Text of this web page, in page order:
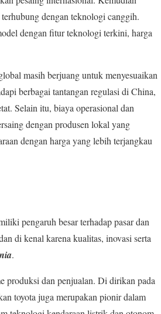
dengan teknologi canggih.
dengan fitur teknologi terkini, harga
masih berjuang untuk menyesuaikan
berbagai tantangan regulasi di China,
Selain itu, biaya operasional dan
dengan produsen lokal yang
dengan harga yang lebih terjangkau
pengaruh besar terhadap pasar dan
di kenal karena kualitas, inovasi serta
.
produksi dan penjualan. Di dirikan pada
toyota juga merupakan pionir dalam